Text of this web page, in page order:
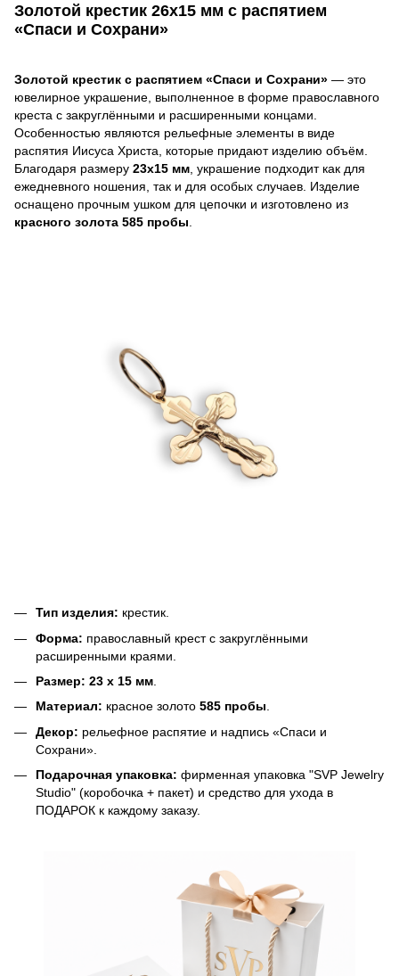
Золотой крестик 26х15 мм с распятием
«Спаси и Сохрани»
Золотой крестик с распятием «Спаси и Сохрани» — это
ювелирное украшение, выполненное в форме православного
креста с закруглёнными и расширенными концами.
Особенностью являются рельефные элементы в виде
распятия Иисуса Христа, которые придают изделию объём.
Благодаря размеру 23х15 мм, украшение подходит как для
ежедневного ношения, так и для особых случаев. Изделие
оснащено прочным ушком для цепочки и изготовлено из
красного золота 585 пробы.
Тип изделия: крестик.
Форма: православный крест с закруглёнными
расширенными краями.
Размер: 23 х 15 мм
Материал: красное золото 585 пробы.
Декор: рельефное распятие и надпись «Спаси и
Сохрани».
Подарочная упаковка: фирменная упаковка "SVP Jewelry
Studio" (коробочка + пакет) и средство для ухода в
ПОДАРОК к каждому заказу.